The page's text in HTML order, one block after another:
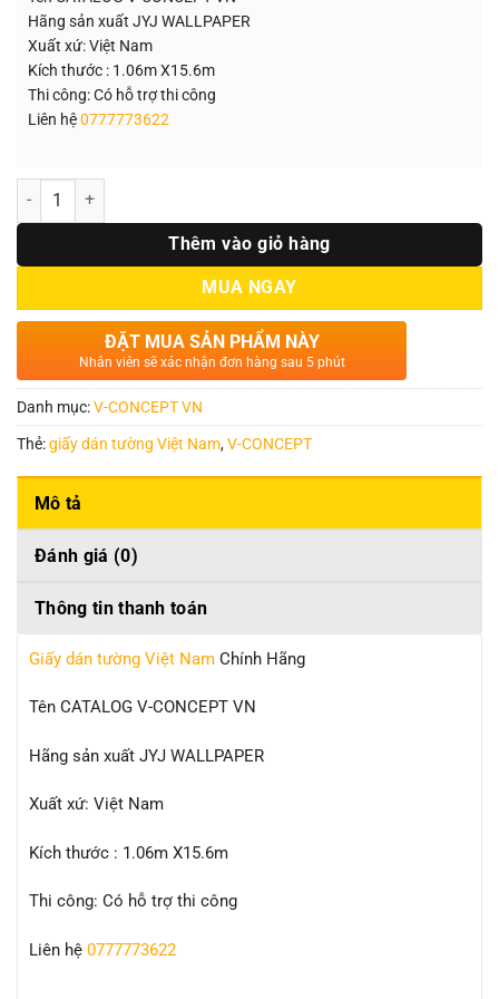
Hãng sản xuất JYJ WALLPAPER
Xuất xứ: Việt Nam
Kích thước : 1.06m X15.6m
Thi công: Có hỗ trợ thi công
Liên hệ0777773622
Số lượng
Thêm vào giỏ hàng
MUA NGAY
ĐẶT MUA SẢN PHẨM NÀY
Nhân viên sẽ xác nhận đơn hàng sau 5 phút
Danh mục:V-CONCEPT VN
Thẻ:giấy dán tường Việt Nam,V-CONCEPT
Mô tả
Đánh giá (0)
Thông tin thanh toán
Giấy dán tường Việt Nam Chính Hãng
Tên CATALOG V-CONCEPT VN
Hãng sản xuất JYJ WALLPAPER
Xuất xứ: Việt Nam
Kích thước : 1.06m X15.6m
Thi công: Có hỗ trợ thi công
Liên hệ 0777773622